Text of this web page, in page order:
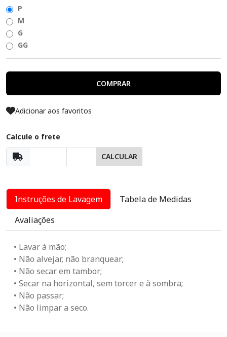
P
M
G
GG
COMPRAR
Adicionar aos favoritos
Calcule o frete
CALCULAR
Instruções de Lavagem
Tabela de Medidas
Avaliações
• Lavar à mão;
• Não alvejar, não branquear;
• Não secar em tambor;
• Secar na horizontal, sem torcer e à sombra;
• Não passar;
• Não limpar a seco.